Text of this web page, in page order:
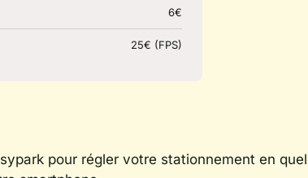
6€
25€ (FPS)
pour régler votre stationnement en